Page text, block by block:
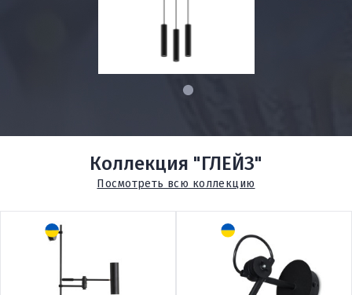
1
Коллекция "ГЛЕЙЗ"
Посмотреть всю коллекцию